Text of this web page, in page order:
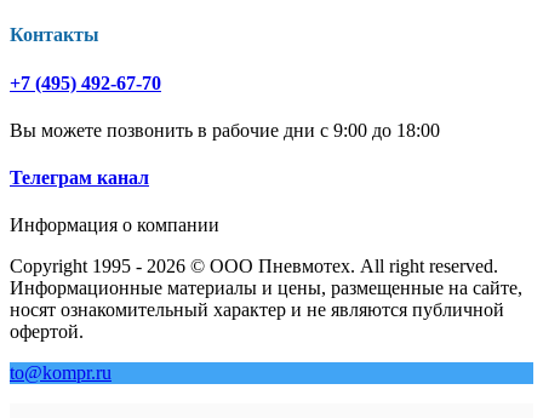
Контакты
+7 (495) 492-67-70
Вы можете позвонить в рабочие дни с 9:00 до 18:00
Телеграм канал
Информация о компании
Copyright 1995 - 2026 © ООО Пневмотех. All right reserved.
Информационные материалы и цены, размещенные на сайте,
носят ознакомительный характер и не являются публичной
офертой.
to@kompr.ru